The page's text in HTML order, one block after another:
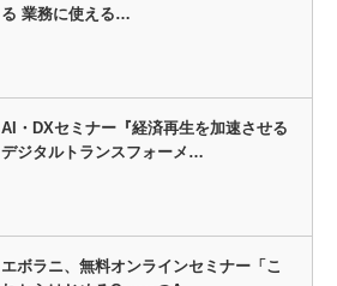
る 業務に使える…
AI・DXセミナー『経済再生を加速させる
デジタルトランスフォーメ…
エボラニ、無料オンラインセミナー「こ